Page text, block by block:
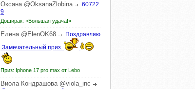
Оксана @OksanaZlobina
60722
9
Доширак: «Большая удача!»
Елена @ElenOK68
Поздравляю
.Замечательный приз.
Приз: Iphone 17 pro max от Lebo
Виола Кондрашова @viola_inc